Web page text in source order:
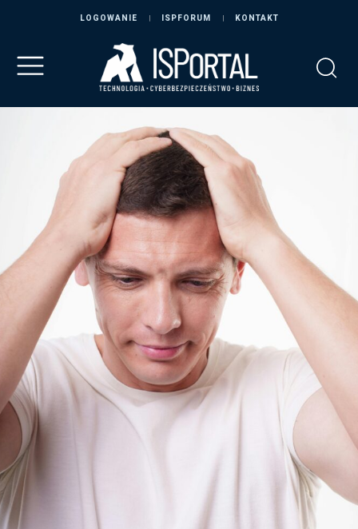
LOGOWANIE ISPFORUM KONTAKT